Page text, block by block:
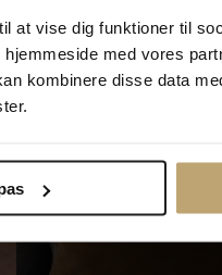
at vise dig funktioner til
med vores
kombinere disse data
relevant for